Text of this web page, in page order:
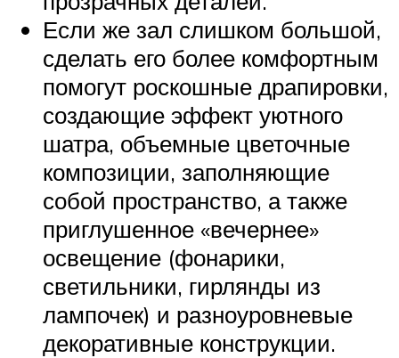
Если же зал слишком большой,
сделать его более комфортным
помогут роскошные драпировки,
создающие эффект уютного
шатра, объемные цветочные
композиции, заполняющие
собой пространство, а также
приглушенное «вечернее»
освещение (фонарики,
светильники, гирлянды из
лампочек) и разноуровневые
декоративные конструкции.